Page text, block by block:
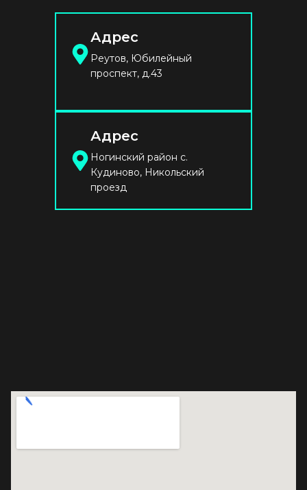
Адрес
Реутов, Юбилейный
проспект, д.43
Адрес
Ногинский район с.
Кудиново, Никольский
проезд